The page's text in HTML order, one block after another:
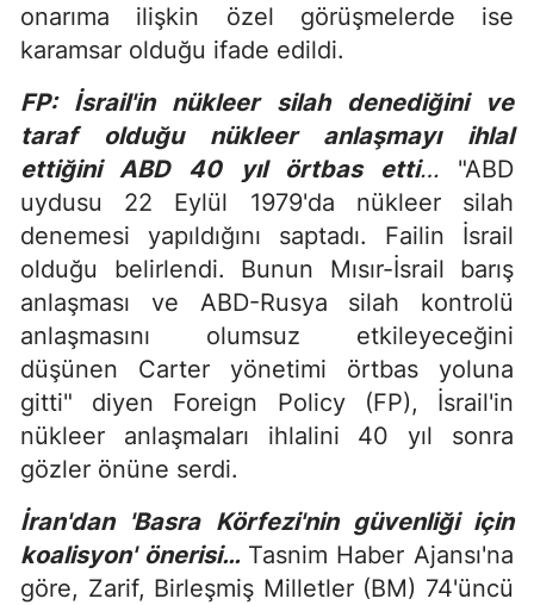
onarıma ilişkin özel görüşmelerde ise
karamsar olduğu ifade edildi.
FP: İsrail'in nükleer silah denediğini ve
taraf olduğu nükleer anlaşmayı ihlal
ettiğini ABD 40 yıl örtbas etti… "ABD
uydusu 22 Eylül 1979'da nükleer silah
denemesi yapıldığını saptadı. Failin İsrail
olduğu belirlendi. Bunun Mısır-İsrail barış
anlaşması ve ABD-Rusya silah kontrolü
anlaşmasını olumsuz etkileyeceğini
düşünen Carter yönetimi örtbas yoluna
gitti" diyen Foreign Policy (FP), İsrail'in
nükleer anlaşmaları ihlalini 40 yıl sonra
gözler önüne serdi.
İran'dan 'Basra Körfezi'nin güvenliği için
koalisyon' önerisi… Tasnim Haber Ajansı'na
göre, Zarif, Birleşmiş Milletler (BM) 74'üncü